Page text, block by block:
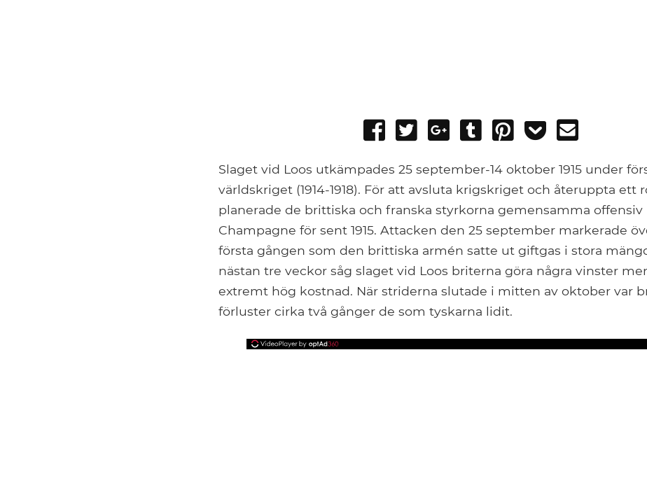
Share
Facebook
Tweet
Share
Google+
Post
Tumblr
Pin
Add
Pocket
Slaget vid Loos utkämpades 25 september-14 oktober 1915 under
världskriget (1914-1918). För att avsluta krigskriget och återuppta ett
planerade de brittiska och franska styrkorna gemensamma offensiv
Champagne för sent 1915. Attacken den 25 september markerade
första gången som den brittiska armén satte ut giftgas i stora
nästan tre veckor såg slaget vid Loos briterna göra några vinster
extremt hög kostnad. När striderna slutade i mitten av oktober var
förluster cirka två gånger de som tyskarna lidit.